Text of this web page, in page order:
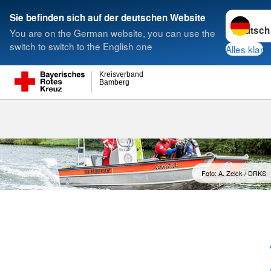
Sie befinden sich auf der deutschen Website
You are on the German website, you can use the
switch to switch to the English one
Sprache
Alles klar
Bamberg
Kreisverband
Suche
Foto: A. Zelck / DRKS